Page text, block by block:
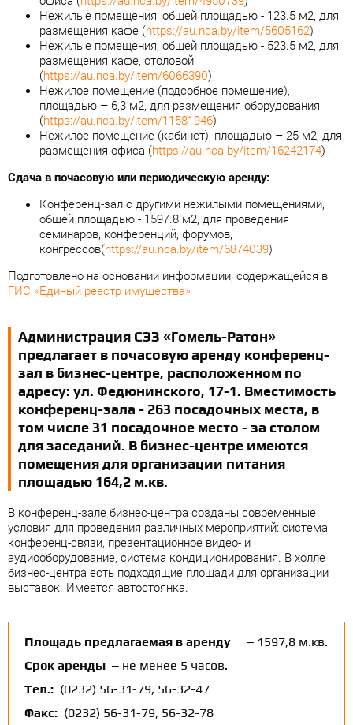
Нежилые помещения, общей площадью - 123.5 м2, для
размещения кафе (https://au.nca.by/item/5605162)
Нежилые помещения, общей площадью - 523.5 м2, для
размещения кафе, столовой
(https://au.nca.by/item/6066390)
Нежилое помещение (подсобное помещение),
площадью – 6,3 м2, для размещения оборудования
(https://au.nca.by/item/11581946)
Нежилое помещение (кабинет), площадью – 25 м2, для
размещения офиса (https://au.nca.by/item/16242174)
Сдача в почасовую или периодическую аренду:
Конференц-зал с другими нежилыми помещениями,
общей площадью - 1597.8 м2, для проведения
семинаров, конференций, форумов,
конгрессов(https://au.nca.by/item/6874039)
Подготовлено на основании информации, содержащейся в
ГИС «Единый реестр имущества»
Администрация СЭЗ «Гомель-Ратон»
предлагает в почасовую аренду конференц-
зал в бизнес-центре, расположенном по
адресу: ул. Федюнинского, 17-1. Вместимость
конференц-зала - 263 посадочных места, в
том числе 31 посадочное место - за столом
для заседаний. В бизнес-центре имеются
помещения для организации питания
площадью 164,2 м.кв.
В конференц-зале бизнес-центра созданы современные
условия для проведения различных мероприятий: система
конференц-связи, презентационное видео- и
аудиооборудование, система кондиционирования. В холле
бизнес-центра есть подходящие площади для организации
выставок. Имеется автостоянка.
Площадь предлагаемая в аренду
– 1597,8 м.кв.
Срок аренды – не менее 5 часов.
Тел.: (0232) 56-31-79, 56-32-47
Факс: (0232) 56-31-79, 56-32-78